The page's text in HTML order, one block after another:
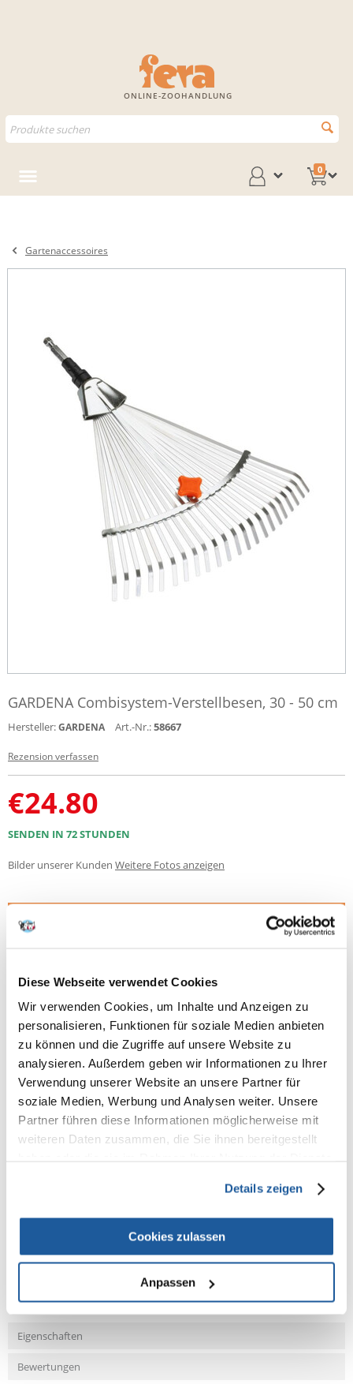
Diese Webseite verwendet Cookies
Wir verwenden Cookies, um Inhalte und Anzeigen zu
personalisieren, Funktionen für soziale Medien anbieten
zu können und die Zugriffe auf unsere Website zu
analysieren. Außerdem geben wir Informationen zu Ihrer
Verwendung unserer Website an unsere Partner für
soziale Medien, Werbung und Analysen weiter. Unsere
Partner führen diese Informationen möglicherweise mit
weiteren Daten zusammen, die Sie ihnen bereitgestellt
Details zeigen
Cookies zulassen
Anpassen
ONLINE-ZOOHANDLUNG
0
Gartenaccessoires
GARDENA Combisystem-Verstellbesen, 30 - 50 cm
Hersteller:GARDENA Art.-Nr.:58667
Rezension verfassen
€24.80
SENDEN IN 72 STUNDEN
Bilder unserer Kunden Weitere Fotos anzeigen
Produktbeschreibung
Gartenabfällen. Dabei lässt sich der Abstand der elastischen und
Arbeitsbreite von 30 bis 50 cm fein oder grob kehren zu können. Der
Verstellbesen passt zu allen GARDENA-combisystem-Stielen, wobei
GARDENA eine Stiellänge von 130 cm empfiehlt, abhängig von der
Körpergröße. Die Garantiezeit beträgt 25 Jahre.
Anwendung Zusammenfegen von Laub, Grasschnitt und anderen
Gartenabfällen (grob und fein)
GARDENA Garantie 2 Jahre
Arbeitsbreite min 30 cm
Arbeitsbreite max 50 cm
NEUE NACHRICHT
Fragen und Antworten (FAQ)
Eigenschaften
Bewertungen